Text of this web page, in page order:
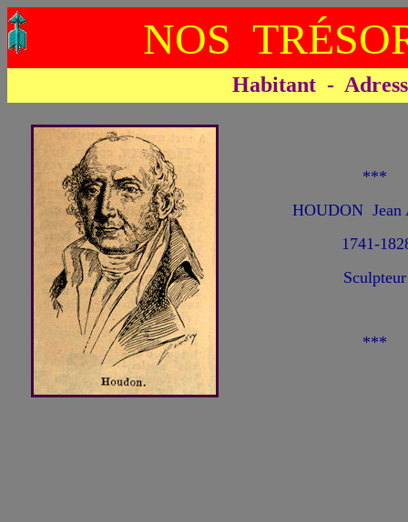
NOS
Habitant -
***
HOUDON Jean
1741-
Sculpteur
***